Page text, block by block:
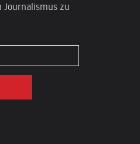
Journalismus zu